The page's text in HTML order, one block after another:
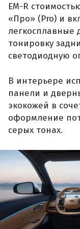
EM-R
«Про» (Pro) и
легкосплавные
тонировку
светодиодную
В интерьере
панели и
экокожей в
оформление
серых тонах.